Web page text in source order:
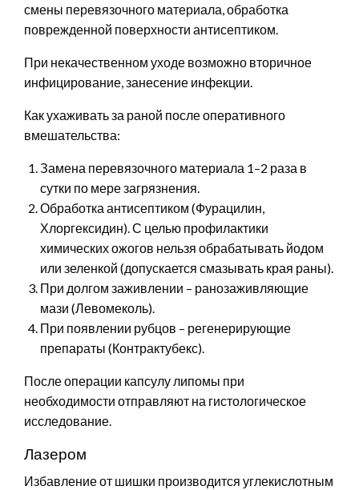
смены перевязочного материала, обработка
поврежденной поверхности антисептиком.
При некачественном уходе возможно вторичное
инфицирование, занесение инфекции.
Как ухаживать за раной после оперативного
вмешательства:
Замена перевязочного материала 1–2 раза в
сутки по мере загрязнения.
Обработка антисептиком (Фурацилин,
Хлоргексидин). С целью профилактики
химических ожогов нельзя обрабатывать йодом
или зеленкой (допускается смазывать края раны).
При долгом заживлении – ранозаживляющие
мази (Левомеколь).
При появлении рубцов – регенерирующие
препараты (Контрактубекс).
После операции капсулу липомы при
необходимости отправляют на гистологическое
исследование.
Лазером
Избавление от шишки производится углекислотным